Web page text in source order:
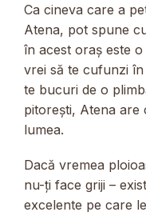
Ca cineva care a
Atena, pot spune
în acest oraș este
vrei să te cufunzi
te bucuri de o
pitorești, Atena are
lumea.
Dacă vremea
nu-ți face griji –
excelente pe care